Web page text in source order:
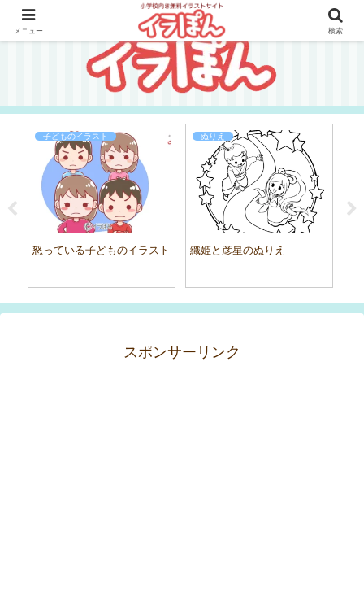
子どものイラスト
怒っている子どものイラスト
ぬりえ
織姫と彦星のぬりえ
スポンサーリンク
メニュー 検索